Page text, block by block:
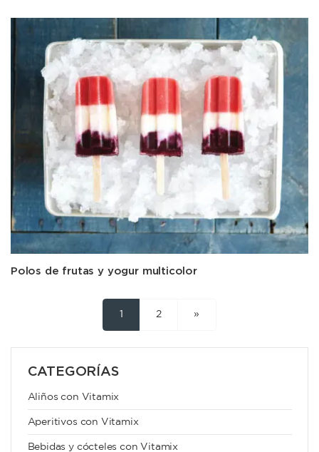
Polos de frutas y yogur multicolor
1 2 »
CATEGORÍAS
Aliños con Vitamix
Aperitivos con Vitamix
Bebidas y cócteles con Vitamix